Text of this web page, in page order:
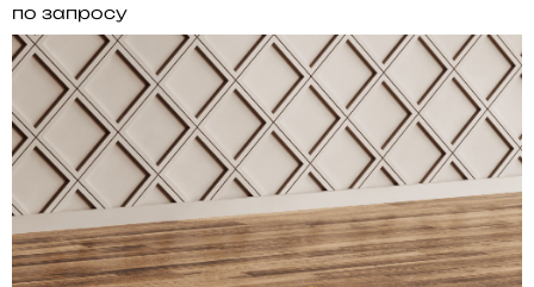
по запросу